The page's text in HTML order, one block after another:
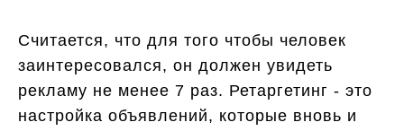
Считается, что для того чтобы человек
заинтересовался, он должен увидеть
рекламу не менее 7 раз. Ретаргетинг - это
настройка объявлений, которые вновь и